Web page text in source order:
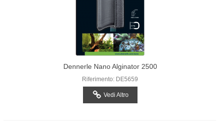
Dennerle Nano Alginator 2500
Riferimento: DE5659
Vedi Altro